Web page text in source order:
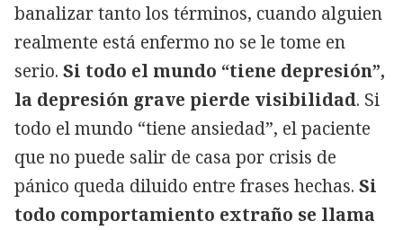
banalizar tanto los términos, cuando alguien
realmente está enfermo no se le tome en
serio. Si todo el mundo “tiene depresión”,
la depresión grave pierde visibilidad. Si
todo el mundo “tiene ansiedad”, el paciente
que no puede salir de casa por crisis de
pánico queda diluido entre frases hechas. Si
todo comportamiento extraño se llama